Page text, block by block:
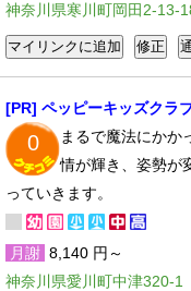
神奈川県寒川町岡田2-13-
[PR] ペッピーキッズクラ
0
まるで魔法にかか
情が輝き、姿勢が
っていきます。
月謝 8,140 円～
神奈川県愛川町中津320-1